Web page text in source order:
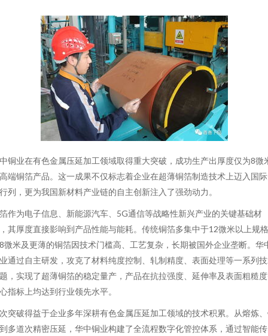
铜业在有色金属压延加工领域取得重大突破，成功生产出厚度仅为8微
端铜箔产品。这一成果不仅标志着企业在超薄铜箔制造技术上迈入国
列，更为我国新材料产业链的自主创新注入了强劲动力。
作为电子信息、新能源汽车、5G通信等战略性新兴产业的关键基础材
其厚度直接影响到产品性能与能耗。传统铜箔多集中于12微米以上规
微米及更薄的铜箔因技术门槛高、工艺复杂，长期被国外企业垄断。华
通过自主研发，攻克了材料纯度控制、轧制精度、表面处理等一系列
，实现了超薄铜箔的稳定量产，产品在抗拉强度、延伸率及表面粗糙
指标上均达到行业领先水平。
突破得益于企业多年深耕有色金属压延加工领域的技术积累。从熔炼
多道次精密压延，华中铜业构建了全流程数字化管控体系，通过智能